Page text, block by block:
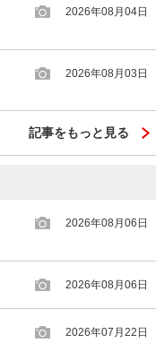
2026年08月04日
2026年08月03日
記事をもっと見る
2026年08月06日
2026年08月06日
2026年07月22日